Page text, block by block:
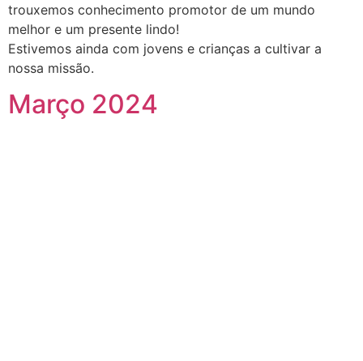
trouxemos conhecimento promotor de um mundo
melhor e um presente lindo!
Estivemos ainda com jovens e crianças a cultivar a
nossa missão.
Março 2024